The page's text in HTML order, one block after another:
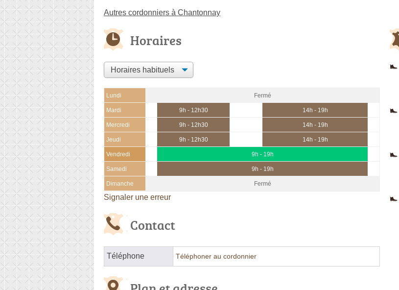
Autres cordonniers à Chantonnay
Horaires
Lundi Fermé
Mardi 9h - 12h30 14h - 19h
Mercredi 9h - 12h30 14h - 19h
Jeudi 9h - 12h30 14h - 19h
Vendredi 9h - 19h
Samedi 9h - 19h
Dimanche Fermé
Signaler une erreur
Contact
Téléphone Téléphoner au cordonnier